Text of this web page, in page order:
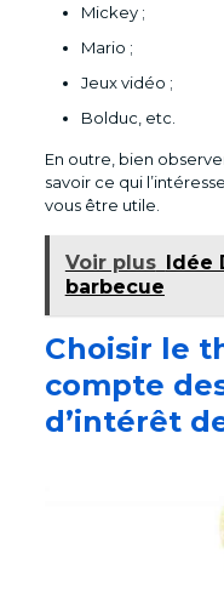
Mickey ;
Mario ;
Jeux vidéo ;
Bolduc, etc.
En outre, bien
savoir ce qui
vous être utile.
Voir plus
Idée
barbecue
Choisir le
compte
d’intérêt